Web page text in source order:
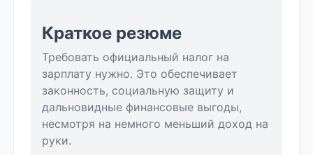
Краткое резюме
Требовать официальный налог на
зарплату нужно. Это обеспечивает
законность, социальную защиту и
дальновидные финансовые выгоды,
несмотря на немного меньший доход на
руки.